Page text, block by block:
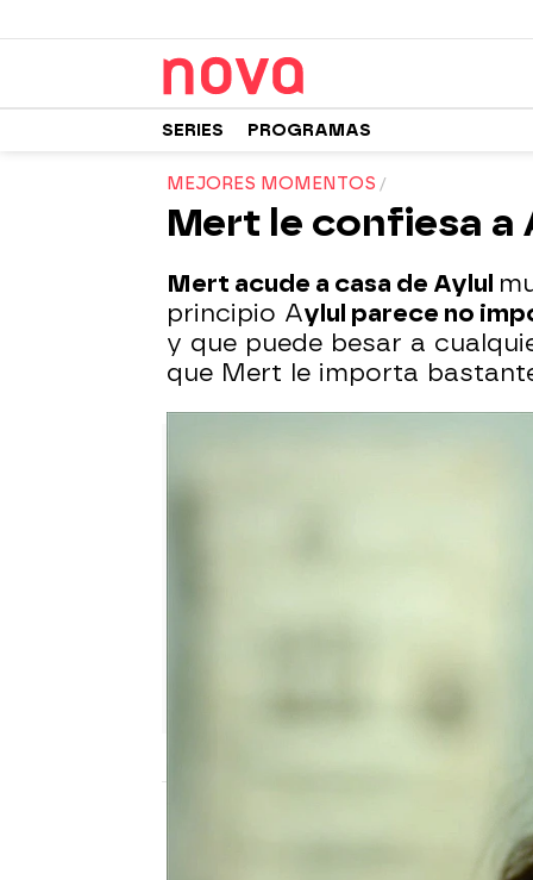
SERIES PROGRAMAS
MEJORES MOMENTOS
Mert le confiesa a
Mert acude a casa de Aylul
principio Aylul parece no
y que puede besar a
que Mert le importa
26 de febrero de 2019, 21:19